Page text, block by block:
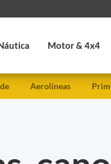
Motor & 4x4
Aerolíneas